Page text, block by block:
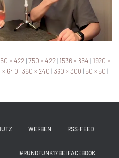
× 422|750 × 422| 1536 × 864 | 1920 ×
× 640 |360 × 240 |360 × 300 | 50 × 50 |
WERBEN RSS-FEED
#RUNDFUNK17 BEI FACEBOOK